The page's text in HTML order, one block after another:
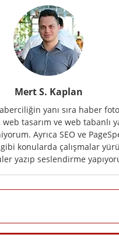
Mert S. Kaplan
yanı sıra haber
tasarım ve web tabanlı
Ayrıca SEO ve
konularda çalışmalar
yazıp seslendirme